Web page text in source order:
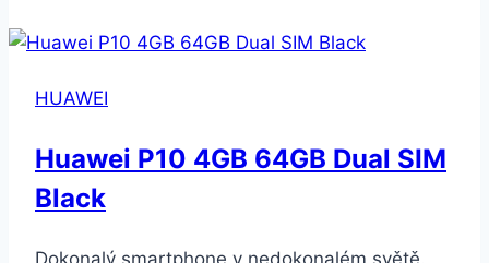
32
Blue
HUAWEI
Huawei P10 4GB 64GB Dual SIM
Black